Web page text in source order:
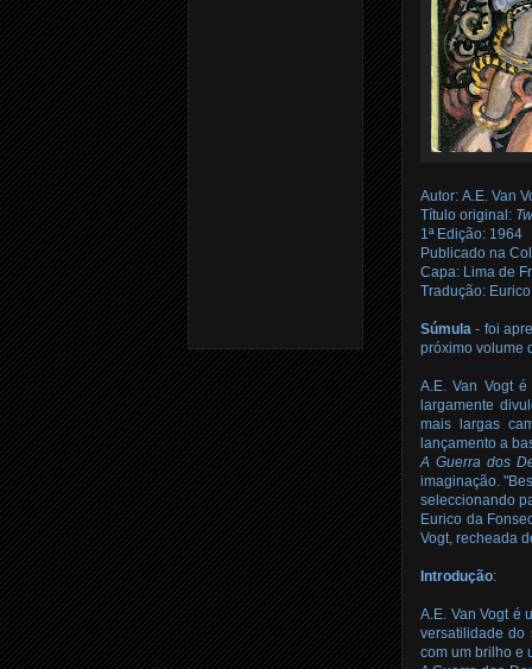
Autor: A.E. Van
Título original:
1ª Edição: 1964
Publicado na
Capa: Lima de
Tradução:
Súmula- foi
próximo volume
A.E. Van Vogt
largamente
mais largas
lançamento a
A Guerra dos
imaginação.
seleccionando
Eurico da
Vogt, recheada
Introdução:
A.E. Van Vogt é
versatilidade do
com um brilho e